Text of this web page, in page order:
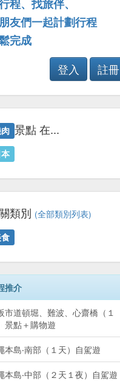
程、找旅伴、
友們一起計劃行程
完成
登入
註冊
景點 在...
類別 (全部類別列表)
推介
市道頓堀、難波、心齋橋（１
景點＋購物遊
本島‧南部（１天）自駕遊
本島‧中部（２天１夜）自駕遊